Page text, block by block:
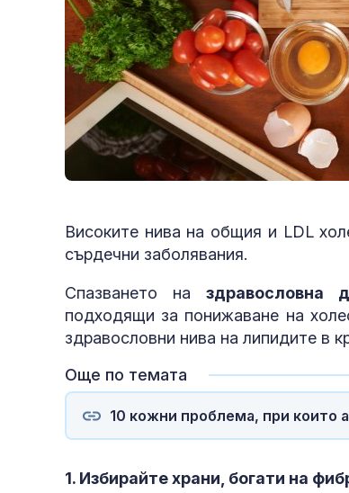
Високите нива на общия и LDL
сърдечни заболявания.
Спазването наздравословна
подходящи за понижаване на
здравословни нива на липидите в
Още по темата
10 кожни проблема, при които
1. Избирайте храни, богати на